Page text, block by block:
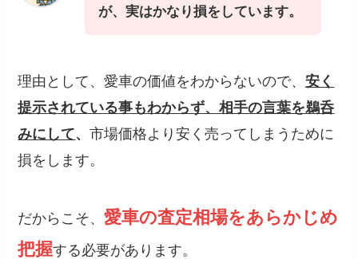
が、実はかなり損をしています。
理由として、愛車の価値をわからないので、安く
提示されている事もわからず、相手の言葉を鵜呑
みにして、市場価格より安く売ってしまうために
損をします。
だからこそ、愛車の査定相場をあらかじめ
把握する必要があります。